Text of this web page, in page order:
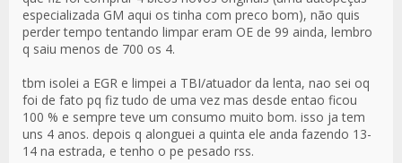
especializada GM aqui os tinha com preco bom), não quis
perder tempo tentando limpar eram OE de 99 ainda, lembro
q saiu menos de 700 os 4.
tbm isolei a EGR e limpei a TBI/atuador da lenta, nao sei oq
foi de fato pq fiz tudo de uma vez mas desde entao ficou
100 % e sempre teve um consumo muito bom. isso ja tem
uns 4 anos. depois q alonguei a quinta ele anda fazendo 13-
14 na estrada, e tenho o pe pesado rss.